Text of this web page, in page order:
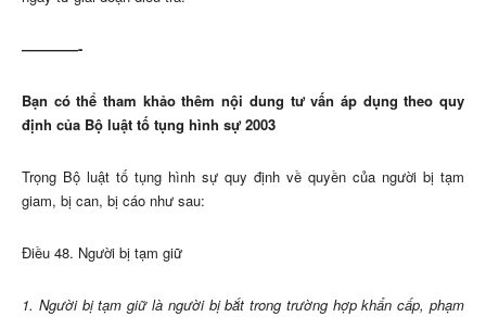
————-
Bạn có thể tham khảo thêm nội dung tư vấn áp dụng theo quy
định của Bộ luật tố tụng hình sự 2003
Trọng Bộ luật tố tụng hình sự quy định về quyền của người bị tạm
giam, bị can, bị cáo như sau:
Điều 48. Người bị tạm giữ
1. Người bị tạm giữ là người bị bắt trong trường hợp khẩn cấp, phạm